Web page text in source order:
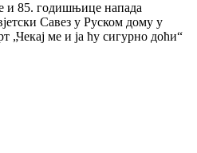
и 85. годишњице напада
Савез у Руском дому у
„Чекај ме и ја ћу сигурно доћи“